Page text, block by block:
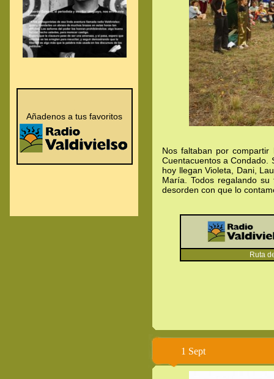
Añadenos a tus favoritos
Nos faltaban por
Cuentacuentos a Condado.
hoy llegan Violeta, Dani,
María. Todos regalando
desorden con que lo
Ruta del
1 Sept